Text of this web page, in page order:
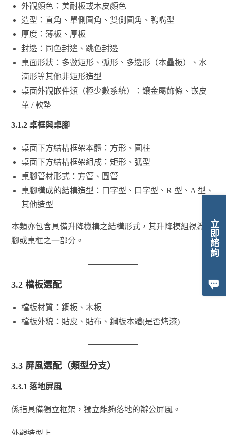
立即諮詢
外觀顏色：美耐板或木皮顏色
造型：直角、單側圓角、雙側圓角、鴨嘴型
厚度：薄板、厚板
封邊：同色封邊、跳色封邊
桌面形狀：多數矩形、弧形、多邊形（本壘板）、水
滴形等其他非矩形造型
桌面外觀嵌件類（極少數系統）：鑲金屬飾條、嵌皮
革 / 軟墊
3.1.2桌框與桌腳
桌面下方結構框架本體：方形、圓柱
桌面下方結構框架組成：矩形、弧型
桌腳管材形式：方管、圓管
桌腳構成的結構造型：ㄇ字型、口字型、R 型、A 型、
其他造型
本類亦包含具備升降機構之結構形式，其升降模組視為桌
腳或桌框之一部分。
3.2 檔板選配
檔板材質：鋼板、木板
檔板外貌：貼皮、貼布、鋼板本體(是否烤漆)
3.3 屏風選配（類型分支）
3.3.1落地屏風
係指具備獨立框架，獨立能夠落地的辦公屏風。